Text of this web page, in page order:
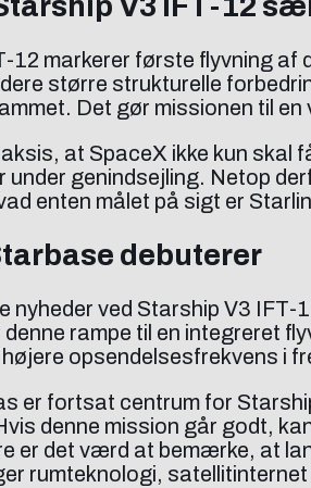
12 markerer første flyvning
større strukturelle
Det gør missionen til
at SpaceX ikke kun
genindsejling. Netop
enten målet på sigt er
debuterer
nyheder ved Starship V3
rampe til en integreret
opsendelsesfrekvens i
er fortsat centrum for
denne mission går godt,
er det værd at bemærke, at
rumteknologi,